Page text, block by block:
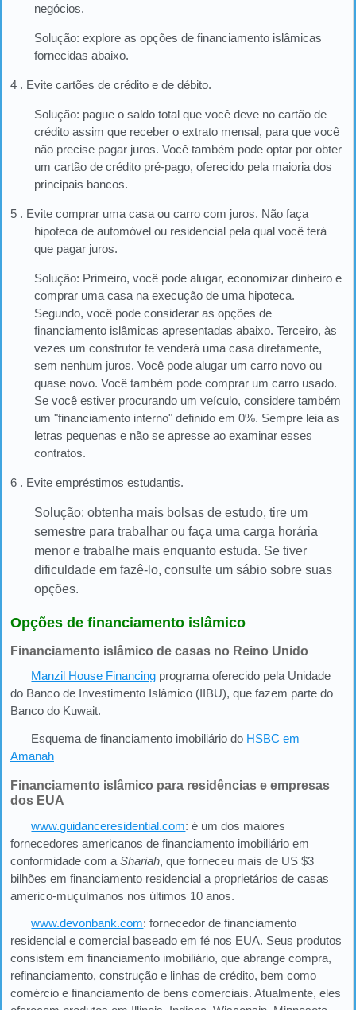
negócios.
Solução: explore as opções de financiamento islâmicas
fornecidas abaixo.
4 . Evite cartões de crédito e de débito.
Solução: pague o saldo total que você deve no cartão de
crédito assim que receber o extrato mensal, para que você
não precise pagar juros. Você também pode optar por obter
um cartão de crédito pré-pago, oferecido pela maioria dos
principais bancos.
5 . Evite comprar uma casa ou carro com juros. Não faça
hipoteca de automóvel ou residencial pela qual você terá
que pagar juros.
Solução: Primeiro, você pode alugar, economizar dinheiro e
comprar uma casa na execução de uma hipoteca.
Segundo, você pode considerar as opções de
financiamento islâmicas apresentadas abaixo. Terceiro, às
vezes um construtor te venderá uma casa diretamente,
sem nenhum juros. Você pode alugar um carro novo ou
quase novo. Você também pode comprar um carro usado.
Se você estiver procurando um veículo, considere também
um "financiamento interno" definido em 0%. Sempre leia as
letras pequenas e não se apresse ao examinar esses
contratos.
6 . Evite empréstimos estudantis.
Solução: obtenha mais bolsas de estudo, tire um
semestre para trabalhar ou faça uma carga horária
menor e trabalhe mais enquanto estuda. Se tiver
dificuldade em fazê-lo, consulte um sábio sobre suas
opções.
Opções de financiamento islâmico
Financiamento islâmico de casas no Reino Unido
Manzil House Financing programa oferecido pela Unidade
do Banco de Investimento Islâmico (IIBU), que fazem parte do
Banco do Kuwait.
Esquema de financiamento imobiliário do HSBC em
Amanah
Financiamento islâmico para residências e empresas
dos EUA
www.guidanceresidential.com: é um dos maiores
fornecedores americanos de financiamento imobiliário em
conformidade com a Shariah, que forneceu mais de US $3
bilhões em financiamento residencial a proprietários de casas
americo-muçulmanos nos últimos 10 anos.
www.devonbank.com: fornecedor de financiamento
residencial e comercial baseado em fé nos EUA. Seus produtos
consistem em financiamento imobiliário, que abrange compra,
refinanciamento, construção e linhas de crédito, bem como
comércio e financiamento de bens comerciais. Atualmente, eles